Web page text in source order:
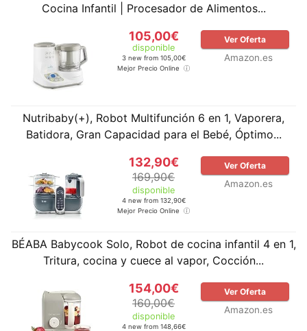
Cocina Infantil | Procesador de Alimentos...
105,00€
disponible
3 new from 105,00€
Mejor Precio Online
Ver Oferta
Amazon.es
Nutribaby(+), Robot Multifunción 6 en 1, Vaporera,
Batidora, Gran Capacidad para el Bebé, Óptimo...
132,90€
169,90€
disponible
4 new from 132,90€
Mejor Precio Online
Ver Oferta
Amazon.es
BÉABA Babycook Solo, Robot de cocina infantil 4 en 1,
Tritura, cocina y cuece al vapor, Cocción...
154,00€
160,00€
disponible
4 new from 148,66€
Ver Oferta
Amazon.es